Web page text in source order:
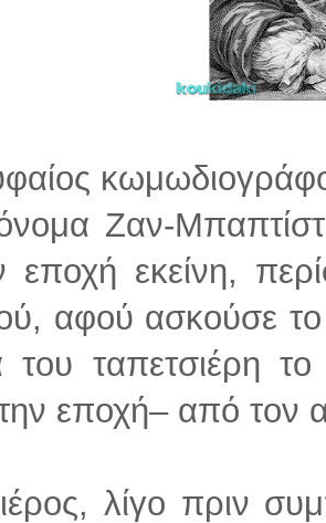
Ζαν-
εποχή εκείνη,
αφού ασκούσε
του ταπετσιέρη το
την εποχή– από τον
λίγο πριν